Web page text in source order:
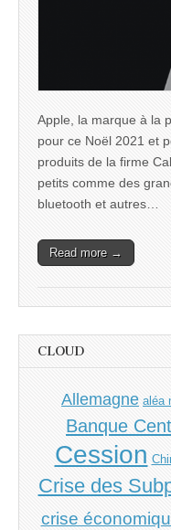
Apple, la marque à la
pour ce Noël 2021 et
produits de la firme
petits comme des
bluetooth et autres…
Read more →
CLOUD
Allemagne aléa
Banque
Cession
Crise des
crise